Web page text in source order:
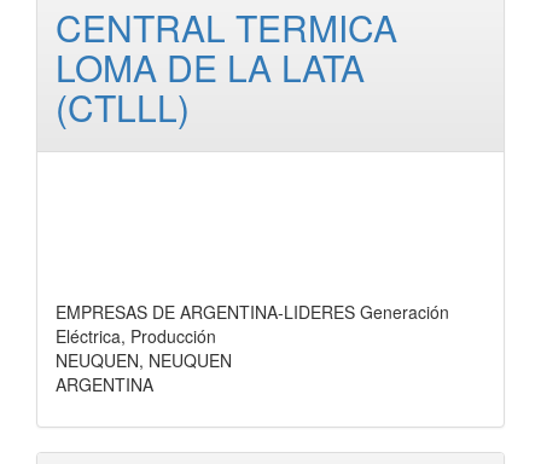
CENTRAL TERMICA
LOMA DE LA LATA
(CTLLL)
EMPRESAS DE ARGENTINA-LIDERES Generación
Eléctrica, Producción
NEUQUEN, NEUQUEN
ARGENTINA